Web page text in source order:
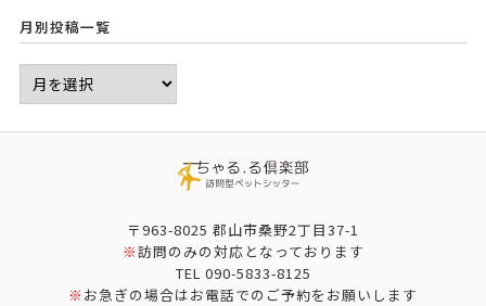
月別投稿一覧
〒963-8025 郡山市桑野2丁目37-1
※訪問のみの対応となっております
TEL 090-5833-8125
※ お急ぎの場合はお電話でのご予約をお願いします